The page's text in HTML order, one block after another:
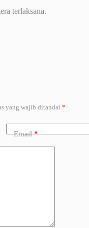
terlaksana.
yang wajib ditandai *
Email*